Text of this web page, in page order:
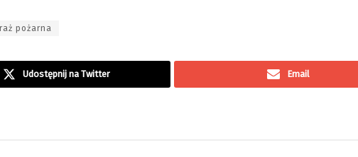
pożarna
Udostępnij na Twitter Email